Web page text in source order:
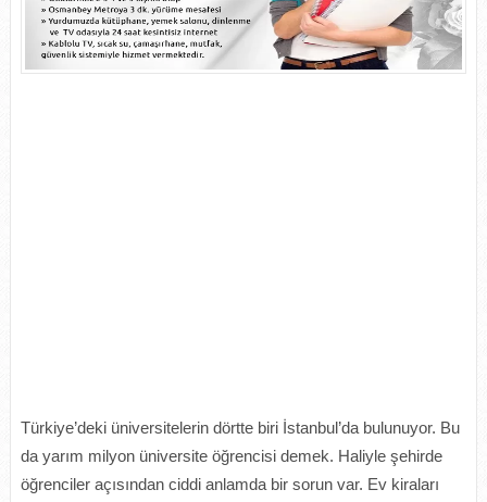
Türkiye’deki üniversitelerin dörtte biri İstanbul’da bulunuyor. Bu
da yarım milyon üniversite öğrencisi demek. Haliyle şehirde
öğrenciler açısından ciddi anlamda bir sorun var. Ev kiraları